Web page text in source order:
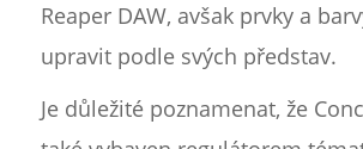
Reaper DAW, avšak prvky a
upravit podle svých představ.
Je důležité poznamenat, že